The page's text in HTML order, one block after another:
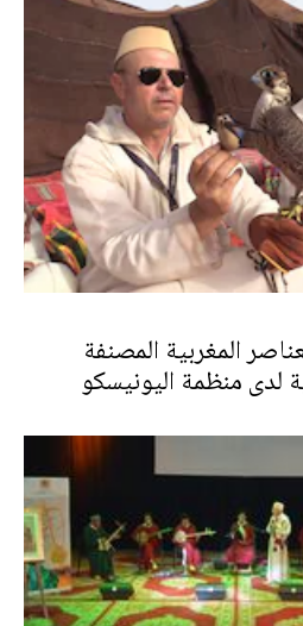
المغربية المصنفة
لدى منظمة اليونيسكو